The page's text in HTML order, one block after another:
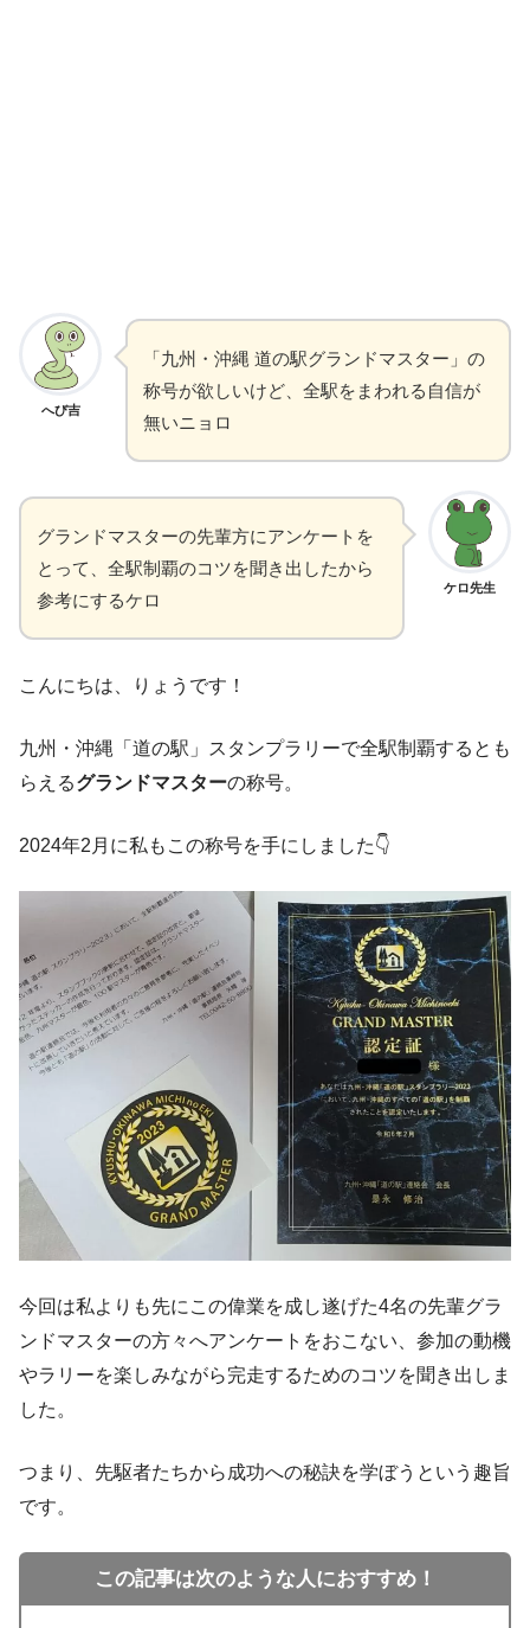
へび吉
「九州・沖縄 道の駅グランドマスター」の
称号が欲しいけど、全駅をまわれる自信が
無いニョロ
ケロ先生
グランドマスターの先輩方にアンケートを
とって、全駅制覇のコツを聞き出したから
参考にするケロ
こんにちは、りょうです！
九州・沖縄「道の駅」スタンプラリーで全駅制覇するとも
らえるグランドマスターの称号。
2024年2月に私もこの称号を手にしました👇
今回は私よりも先にこの偉業を成し遂げた4名の先輩グラ
ンドマスターの方々へアンケートをおこない、参加の動機
やラリーを楽しみながら完走するためのコツを聞き出しま
した。
つまり、先駆者たちから成功への秘訣を学ぼうという趣旨
です。
この記事は次のような人におすすめ！